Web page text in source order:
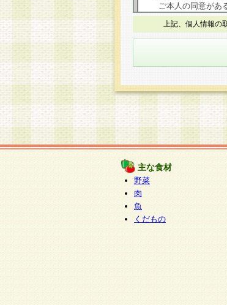
ご本人の同意があ
は第三者に提供し
個人情報の取り
す企業を選定し
本人からの求めに
知・開示・内容
（以下、総称して
開示等に応じる
ぱくすく食堂
個人情報を与える
合には、当社のサ
い場合がございま
上記、個人情報の
主な食材
野菜
肉
魚
くだもの